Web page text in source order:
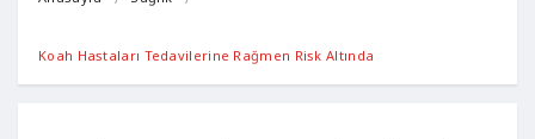
Koah Hastaları Tedavilerine Rağmen Risk Altında